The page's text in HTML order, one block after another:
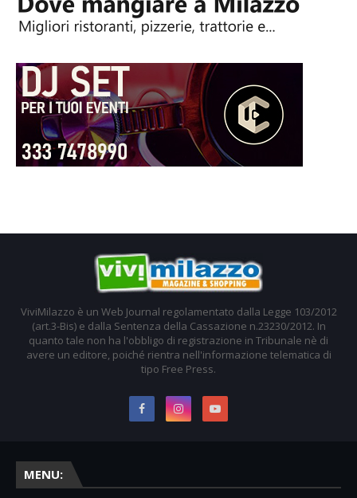
ViviMilazzo è un Web Journal regolamentato dalla Legge 103/2012
(art.3-Bis) e dalla Sentenza della Cassazione n.23230/2012. In
quanto tale non ha l'obbligo di registrazione in Tribunale nè di
avere un editore, poiché rientra nell'informazione telematica di
tipo Free Press.
MENU: